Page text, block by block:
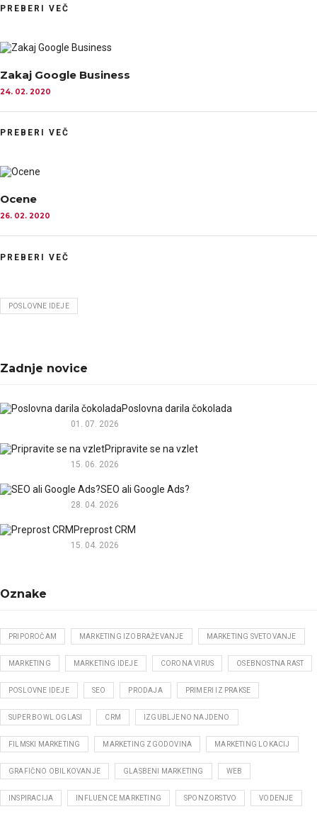
PREBERI VEČ
Zakaj Google Business
24. 02. 2020
PREBERI VEČ
Ocene
26. 02. 2020
PREBERI VEČ
POSLOVNE IDEJE
Zadnje novice
Poslovna darila čokolada
01. 07. 2026
Pripravite se na vzlet
15. 06. 2026
SEO ali Google Ads?
28. 04. 2026
Preprost CRM
15. 04. 2026
Oznake
PRIPOROČAM MARKETING IZOBRAŽEVANJE MARKETING SVETOVANJE
MARKETING MARKETING IDEJE CORONA VIRUS OSEBNOSTNA RAST
POSLOVNE IDEJE SEO PRODAJA PRIMERI IZ PRAKSE
SUPER BOWL OGLASI CRM IZGUBLJENO NAJDENO
FILMSKI MARKETING MARKETING ZGODOVINA MARKETING LOKACIJ
GRAFIČNO OBILKOVANJE GLASBENI MARKETING WEB
INSPIRACIJA INFLUENCE MARKETING SPONZORSTVO VODENJE